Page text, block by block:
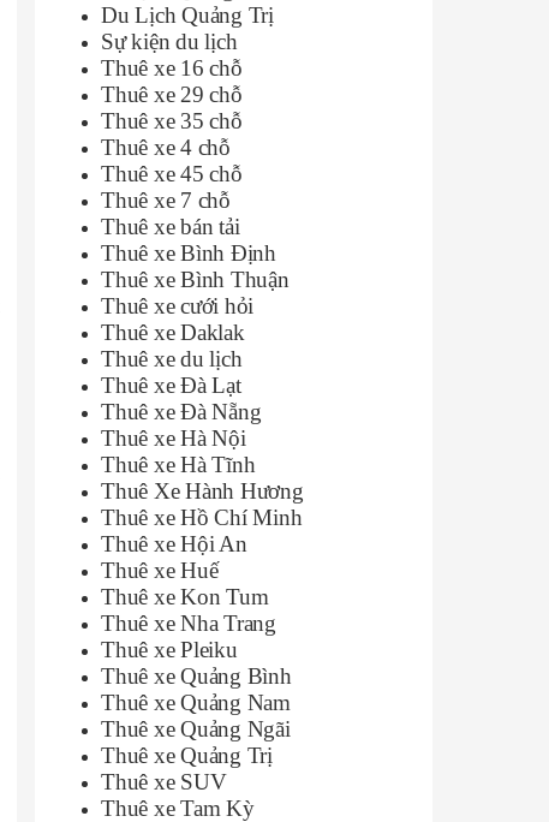
Du Lịch Quảng Trị
Sự kiện du lịch
Thuê xe 16 chỗ
Thuê xe 29 chỗ
Thuê xe 35 chỗ
Thuê xe 4 chỗ
Thuê xe 45 chỗ
Thuê xe 7 chỗ
Thuê xe bán tải
Thuê xe Bình Định
Thuê xe Bình Thuận
Thuê xe cưới hỏi
Thuê xe Daklak
Thuê xe du lịch
Thuê xe Đà Lạt
Thuê xe Đà Nẵng
Thuê xe Hà Nội
Thuê xe Hà Tĩnh
Thuê Xe Hành Hương
Thuê xe Hồ Chí Minh
Thuê xe Hội An
Thuê xe Huế
Thuê xe Kon Tum
Thuê xe Nha Trang
Thuê xe Pleiku
Thuê xe Quảng Bình
Thuê xe Quảng Nam
Thuê xe Quảng Ngãi
Thuê xe Quảng Trị
Thuê xe SUV
Thuê xe Tam Kỳ